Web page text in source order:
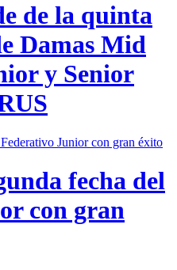
de la quinta
Damas Mid
y Senior
fecha del
con gran